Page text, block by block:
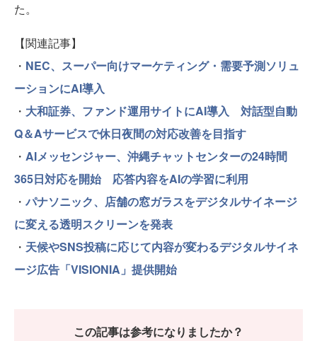
た。
【関連記事】
・ NEC、スーパー向けマーケティング・需要予測ソリュ
ーションにAI導入
・ 大和証券、ファンド運用サイトにAI導入 対話型自動
Q＆Aサービスで休日夜間の対応改善を目指す
・ AIメッセンジャー、沖縄チャットセンターの24時間
365日対応を開始 応答内容をAIの学習に利用
・ パナソニック、店舗の窓ガラスをデジタルサイネージ
に変える透明スクリーンを発表
・ 天候やSNS投稿に応じて内容が変わるデジタルサイネ
ージ広告「VISIONIA」提供開始
この記事は参考になりましたか？